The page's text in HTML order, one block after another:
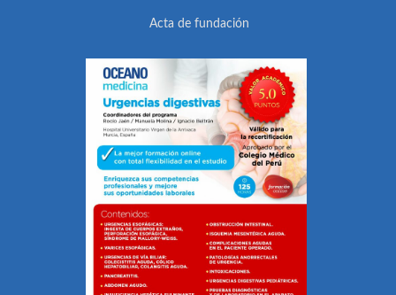
Acta de fundación